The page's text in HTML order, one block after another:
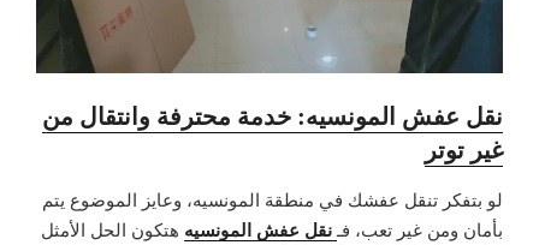
نقل عفش المونسيه: خدمة محترفة وانتقال من
غير توتر
لو بتفكر تنقل عفشك في منطقة المونسيه، وعايز الموضوع يتم
بأمان ومن غير تعب، فـ نقل عفش المونسيه هتكون الحل الأمثل